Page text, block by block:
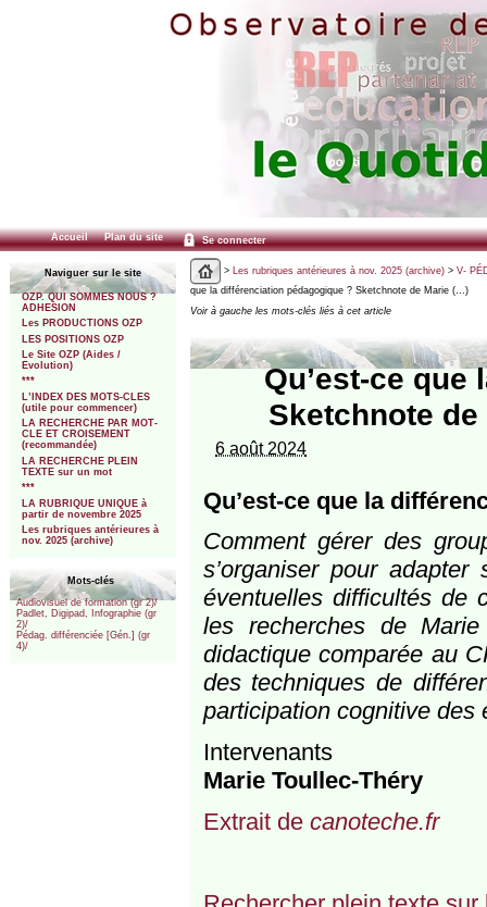
Accueil Plan du site Se connecter
Naviguer sur le site
OZP. QUI SOMMES NOUS ?
ADHESION
Les PRODUCTIONS OZP
LES POSITIONS OZP
Le Site OZP (Aides /
Evolution)
***
L’INDEX DES MOTS-CLES
(utile pour commencer)
LA RECHERCHE PAR MOT-
CLE ET CROISEMENT
(recommandée)
LA RECHERCHE PLEIN
TEXTE sur un mot
***
LA RUBRIQUE UNIQUE à
partir de novembre 2025
Les rubriques antérieures à
nov. 2025 (archive)
Mots-clés
Audiovisuel de formation (gr 2)/
Padlet, Digipad, Infographie (gr
2)/
Pédag. différenciée [Gén.] (gr
4)/
> Les rubriques antérieures à nov. 2025 (archive)> V-
que la différenciation pédagogique ? Sketchnote de Marie (…)
Voir à gauche les mots-clés liés à cet article
Qu’est-ce
Sketchnote
6 août 2024
Qu’est-ce que la
Comment gérer des
s’organiser pour
éventuelles difficultés de
les recherches de
didactique comparée au
des techniques de
participation cognitive des
Intervenants
Marie Toullec-Théry
Extrait de canoteche.fr